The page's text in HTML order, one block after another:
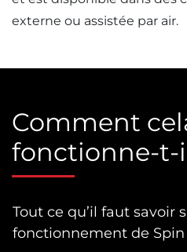
externe ou assistée par air.
Comment
fonctionne-t-
Tout ce qu’il faut savoir
fonctionnement de